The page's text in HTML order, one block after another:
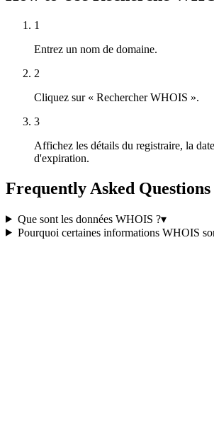
1
Entrez un nom de domaine.
2
Cliquez sur « Rechercher WHOIS ».
3
Affichez les détails du registraire, la
d'expiration.
Frequently Asked Questions
Que sont les données WHOIS ?▾
Pourquoi certaines informations WHOIS